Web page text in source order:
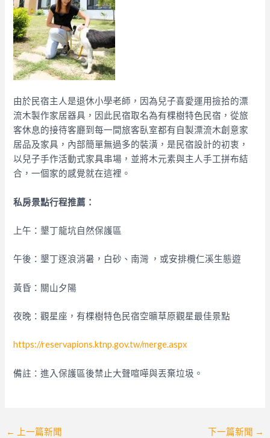
由於民宿主人是退休小學老師，因為兒子喜愛運用撿拾的漂
流木製作家居器具，因此民宿取名為有棵樹特色民宿，從旅
客休息的接待客廳到每一間旅客臥室都有自製漂流木創意家
居品及家具，內部簡單無過多的裝潢，是民宿設計的初衷，
以兒子手作活動式家具串場，並將木元素與主人手工拼布結
合，一個家的感覺就在這裡。
私房景點行程推薦：
上午：墾丁龍坑自然保護區
午後：墾丁逐浪消暑，白砂、南灣 ，或安排欖仁溪生態遊
黃昏：關山夕陽
夜晚：觀星座，有棵樹特色民宿空曠草原觀星最佳景點
https://reservapions.ktnp.gov.tw/merge.aspx
備註：進入保護區後禁止大聲喧嘩與丟棄垃圾。
Post
← 上一篇新聞 下一篇新聞 →